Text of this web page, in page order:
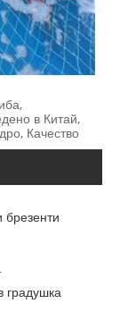
в Китай,
Качество
градушка